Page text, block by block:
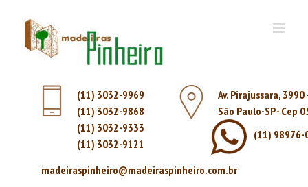
(11) 3032-9969
(11) 3032-9868
(11) 3032-9333
(11) 3032-9121
Av. Pirajussara,
São Paulo-SP - Cep
(11) 98976-
madeiraspinheiro@madeiraspinheiro.com.br